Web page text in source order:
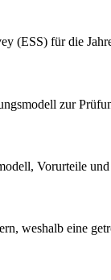
(ESS) für die
zur
Vorurteile
weshalb eine